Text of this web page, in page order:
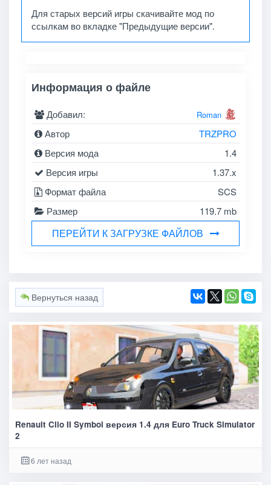
Для старых версий игры скачивайте мод по
ссылкам во вкладке "Предыдущие версии".
Информация о файле
Добавил: Roman
Автор
TRZPRO
Версия мода
1.4
Версия игры
1.37.x
Формат файла
SCS
Размер
119.7 mb
ПЕРЕЙТИ К ЗАГРУЗКЕ ФАЙЛОВ
Вернуться назад
Renault Clio II Symbol версия 1.4 для Euro Truck Simulator
2
6 лет назад